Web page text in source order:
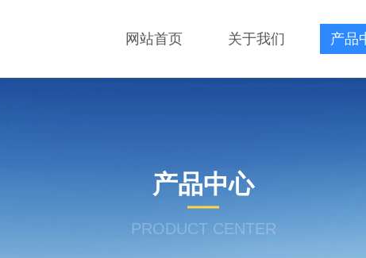
网站首页 关于我们 产品
产品中心
PRODUCT CENTER